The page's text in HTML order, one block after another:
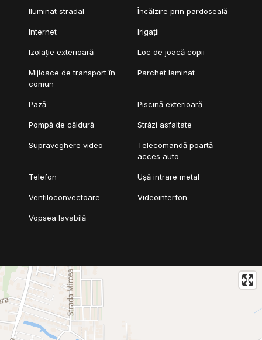
Iluminat stradal Încălzire prin pardoseală
Internet Irigații
Izolație exterioară Loc de joacă copii
Mijloace de transport în
comun
Parchet laminat
Pază Piscină exterioară
Pompă de căldură Străzi asfaltate
Supraveghere video
Telecomandă poartă
acces auto
Telefon Ușă intrare metal
Ventiloconvectoare Videointerfon
Vopsea lavabilă